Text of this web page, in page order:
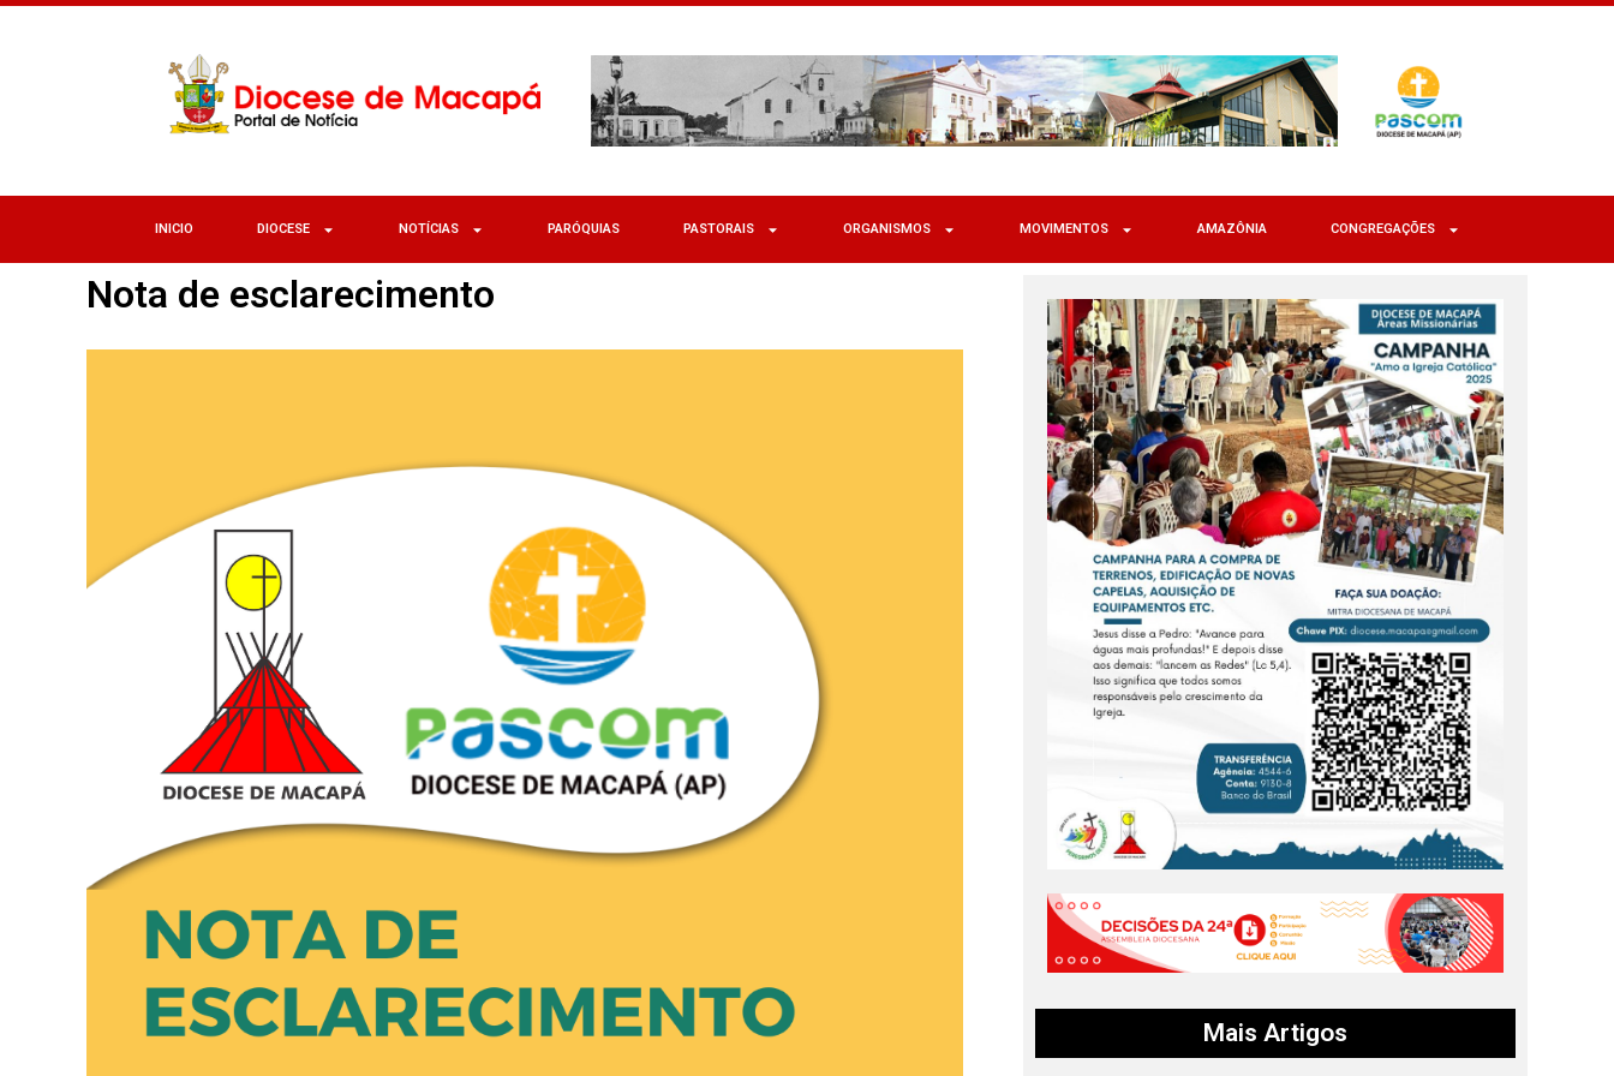
INICIO DIOCESE NOTÍCIAS PARÓQUIAS PASTORAIS ORGANISMOS MOVIMENTOS AMAZÔNIA CONGREGAÇÕES
Nota de esclarecimento
Mais Artigos